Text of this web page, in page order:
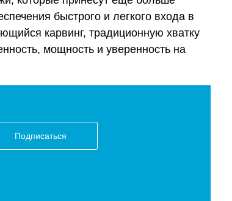
быстрого и легкого входа в
карвинг, традиционную хватку
мощность и уверенность на
Подписаться